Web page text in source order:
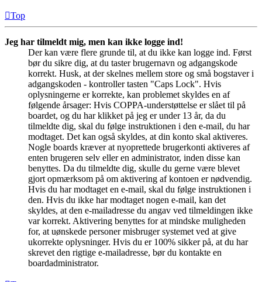
Top
Jeg har tilmeldt mig, men kan ikke logge ind!
Der kan være flere grunde til, at du ikke kan logge ind. Først
bør du sikre dig, at du taster brugernavn og adgangskode
korrekt. Husk, at der skelnes mellem store og små bogstaver i
adgangskoden - kontroller tasten "Caps Lock". Hvis
oplysningerne er korrekte, kan problemet skyldes en af
følgende årsager: Hvis COPPA-understøttelse er slået til på
boardet, og du har klikket på jeg er under 13 år, da du
tilmeldte dig, skal du følge instruktionen i den e-mail, du har
modtaget. Det kan også skyldes, at din konto skal aktiveres.
Nogle boards kræver at nyoprettede brugerkonti aktiveres af
enten brugeren selv eller en administrator, inden disse kan
benyttes. Da du tilmeldte dig, skulle du gerne være blevet
gjort opmærksom på om aktivering af kontoen er nødvendig.
Hvis du har modtaget en e-mail, skal du følge instruktionen i
den. Hvis du ikke har modtaget nogen e-mail, kan det
skyldes, at den e-mailadresse du angav ved tilmeldingen ikke
var korrekt. Aktivering benyttes for at mindske muligheden
for, at uønskede personer misbruger systemet ved at give
ukorrekte oplysninger. Hvis du er 100% sikker på, at du har
skrevet den rigtige e-mailadresse, bør du kontakte en
boardadministrator.